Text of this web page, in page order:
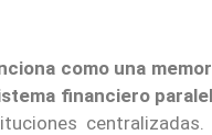
como una
financiero
centralizadas.